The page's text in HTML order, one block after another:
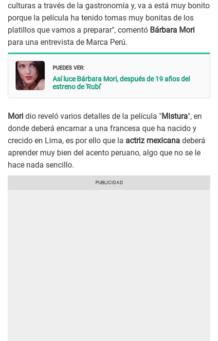
culturas a través de la gastronomía y, va a está muy bonito
porque la película ha tenido tomas muy bonitas de los
platillos que vamos a preparar", comentó Bárbara Mori
para una entrevista de Marca Perú.
PUEDES VER:
Así luce Bárbara Mori, después de 19 años del
estreno de 'Rubí'
Mori dio reveló varios detalles de la película "Mistura", en
donde deberá encarnar a una francesa que ha nacido y
crecido en Lima, es por ello que la actriz mexicana deberá
aprender muy bien del acento peruano, algo que no se le
hace nada sencillo.